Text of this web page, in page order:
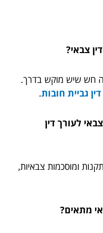
צבאי?
חש שיש מוקש בדרך.
גביית חובות.
לעורך דין
ומוסכמות צבאיות,
מתאים?